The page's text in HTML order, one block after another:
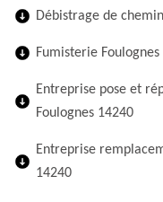
Débistrage de
Fumisterie Foulognes
Entreprise pose et
Foulognes 14240
Entreprise
14240